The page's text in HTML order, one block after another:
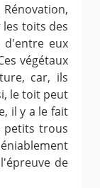
toits des
d'entre eux
végétaux
car, ils
le toit peut
il y a le fait
petits trous
de